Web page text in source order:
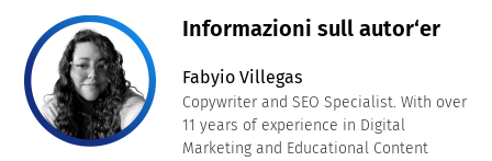
Informazioni sull autor‘er
Fabyio Villegas
Copywriter and SEO Specialist. With over
11 years of experience in Digital
Marketing and Educational Content